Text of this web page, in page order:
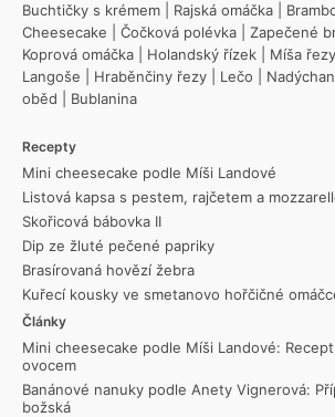
Buchtičky s krémem
Rajská omáčka
Cheesecake
Čočková polévka Zapečené
Koprová omáčka
Holandský řízek Míša řezy
Langoše
Hraběnčiny řezy Lečo
oběd
Bublanina
Recepty
Mini cheesecake podle Míši Landové
Listová kapsa s pestem, rajčetem a
Skořicová bábovka II
Dip ze žluté pečené papriky
Brasírovaná hovězí žebra
Kuřecí kousky ve smetanovo hořčičné
Články
Mini cheesecake podle Míši Landové:
ovocem
Banánové nanuky podle Anety Vignerová:
božská